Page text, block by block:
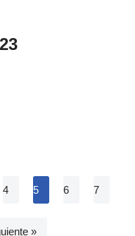
4 5 6 7
»